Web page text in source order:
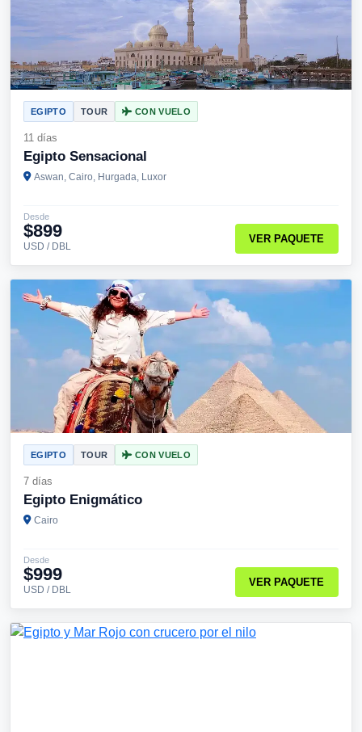
EGIPTO TOUR CON VUELO
11 días
Egipto Sensacional
Aswan, Cairo, Hurgada, Luxor
Desde
$899
USD / DBL
VER PAQUETE
EGIPTO TOUR CON VUELO
7 días
Egipto Enigmático
Cairo
Desde
$999
USD / DBL
VER PAQUETE